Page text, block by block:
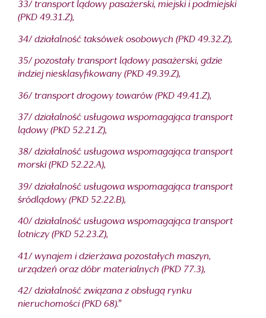
33/ transport lądowy pasażerski, miejski i podmiejski
(PKD 49.31.Z),
34/ działalność taksówek osobowych (PKD 49.32.Z),
35/ pozostały transport lądowy pasażerski, gdzie
indziej niesklasyfikowany (PKD 49.39.Z),
36/ transport drogowy towarów (PKD 49.41.Z),
37/ działalność usługowa wspomagająca transport
lądowy (PKD 52.21.Z),
38/ działalność usługowa wspomagająca transport
morski (PKD 52.22.A),
39/ działalność usługowa wspomagająca transport
śródlądowy (PKD 52.22.B),
40/ działalność usługowa wspomagająca transport
lotniczy (PKD 52.23.Z),
41/ wynajem i dzierżawa pozostałych maszyn,
urządzeń oraz dóbr materialnych (PKD 77.3),
42/ działalność związana z obsługą rynku
nieruchomości (PKD 68).”